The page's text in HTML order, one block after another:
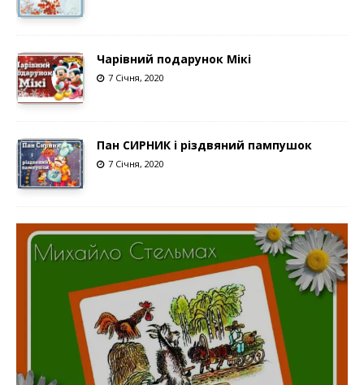
Чарівний подарунок Мікі
7 Січня, 2020
Пан СИРНИК і різдвяний пампушок
7 Січня, 2020